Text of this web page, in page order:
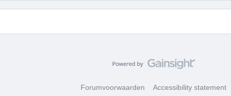
Forumvoorwaarden Accessibility statement